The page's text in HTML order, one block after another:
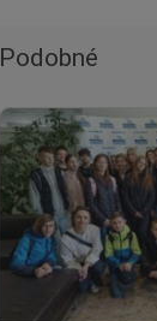
Podobné